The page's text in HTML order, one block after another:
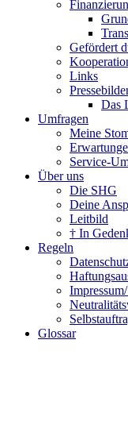
Gefördert
Links
Das
Umfragen
Meine
Service-
Über uns
Die SHG
Deine
Leitbild
† In
Regeln
Glossar